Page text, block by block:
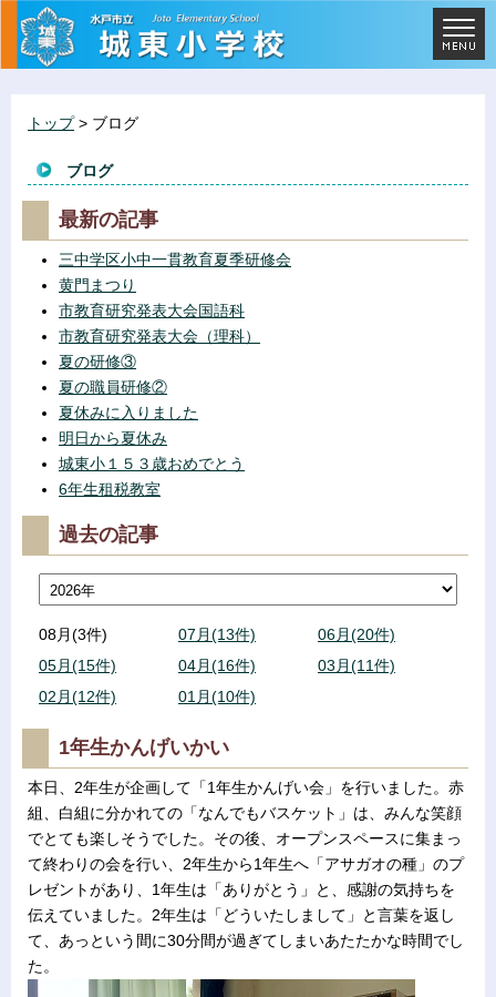
トップ> ブログ
ブログ
最新の記事
三中学区小中一貫教育夏季研修会
黄門まつり
市教育研究発表大会国語科
市教育研究発表大会（理科）
夏の研修③
夏の職員研修②
夏休みに入りました
明日から夏休み
城東小１５３歳おめでとう
6年生租税教室
過去の記事
08月(3件) 07月(13件)
06月(20件)
05月(15件)
04月(16件)
03月(11件)
02月(12件)
01月(10件)
1年生かんげいかい
本日、2年生が企画して「1年生かんげい会」を行いました。赤
組、白組に分かれての「なんでもバスケット」は、みんな笑顔
でとても楽しそうでした。その後、オープンスペースに集まっ
て終わりの会を行い、2年生から1年生へ「アサガオの種」のプ
レゼントがあり、1年生は「ありがとう」と、感謝の気持ちを
伝えていました。2年生は「どういたしまして」と言葉を返し
て、あっという間に30分間が過ぎてしまいあたたかな時間でし
た。